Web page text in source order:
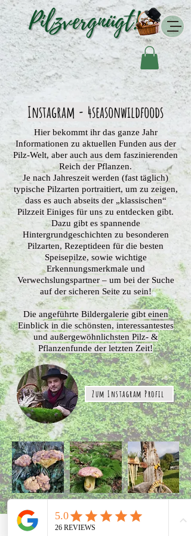
Instagram - 4seasonwildfoods
Hier bekommt ihr das ganze Jahr
Informationen zu aktuellen Funden aus der
Pilz-Welt, aber auch aus dem faszinierenden
Reich der Pflanzen.
Je nach Jahreszeit werden (fast täglich)
typische Pilzarten portraitiert, um zu zeigen,
dass es auch abseits der „klassischen“
Pilzzeit Einiges für uns zu entdecken gibt.
Dazu gibt es spannende
Hintergrundgeschichten zu besonderen
Pilzarten, Rezeptideen für die besten
Speisepilze, sowie wichtige
Erkennungsmerkmale und
Verwechslungspartner – um bei der Suche
auf der sicheren Seite zu sein!
Die angeführte Bildergalerie gibt einen
Einblick in die schönsten, interessantestes
und außergewöhnlichsten Pilz- &
Pflanzenfunde der letzten Zeit!
Zum Instagram Profil